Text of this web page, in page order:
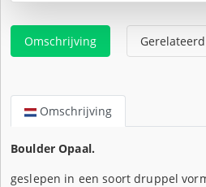
Omschrijving Gerelateerd
Omschrijving
Boulder Opaal.
geslepen in een soort druppel